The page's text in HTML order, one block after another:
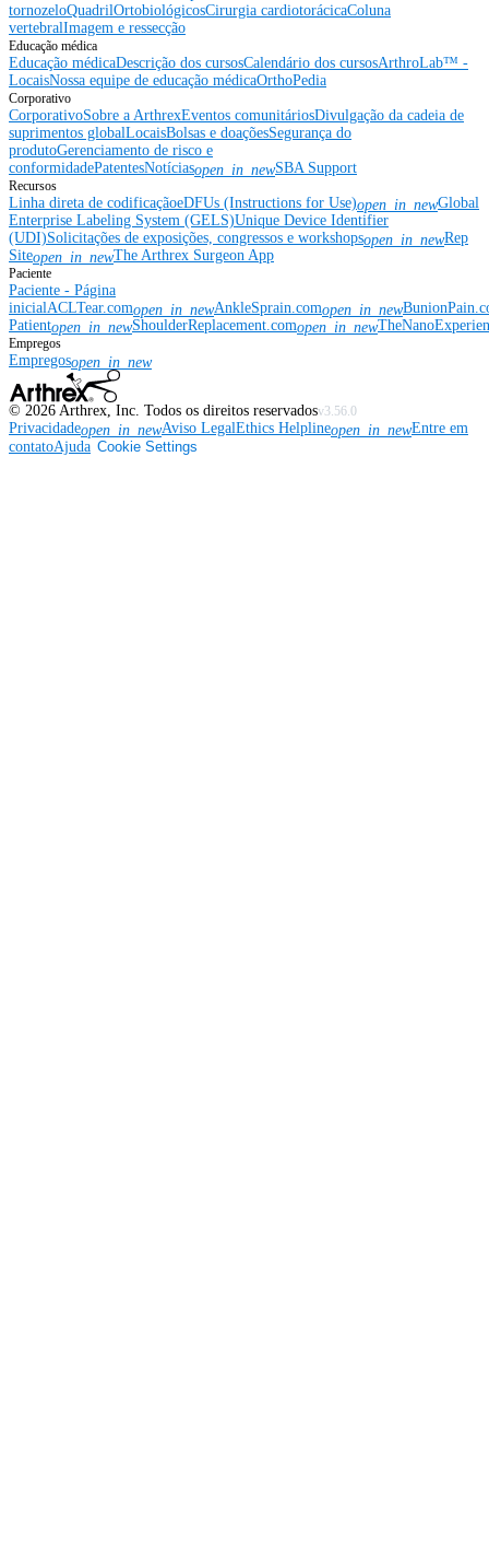
tornozeloQuadrilOrtobiológicosCirurgia cardiotorácicaColuna
vertebralImagem e ressecção
Educação médica
Educação médicaDescrição dos cursosCalendário dos cursosArthroLab™ -
LocaisNossa equipe de educação médicaOrthoPedia
Corporativo
CorporativoSobre a ArthrexEventos comunitáriosDivulgação da cadeia de
suprimentos globalLocaisBolsas e doaçõesSegurança do
produtoGerenciamento de risco e
conformidadePatentesNotíciasopen_in_newSBA Support
Recursos
Linha direta de codificaçãoeDFUs (Instructions for Use)open_in_newGlobal
Enterprise Labeling System (GELS)Unique Device Identifier
(UDI)Solicitações de exposições, congressos e workshopsopen_in_newRep
Siteopen_in_newThe Arthrex Surgeon App
Paciente
Paciente - Página
inicialACLTear.comopen_in_newAnkleSprain.comopen_in_new
Patientopen_in_newShoulderReplacement.comopen_in_new
Empregos
Empregosopen_in_new
© 2026 Arthrex, Inc. Todos os direitos reservadosv3.56.0
Privacidadeopen_in_newAviso LegalEthics Helplineopen_in_newEntre em
contatoAjuda Cookie Settings